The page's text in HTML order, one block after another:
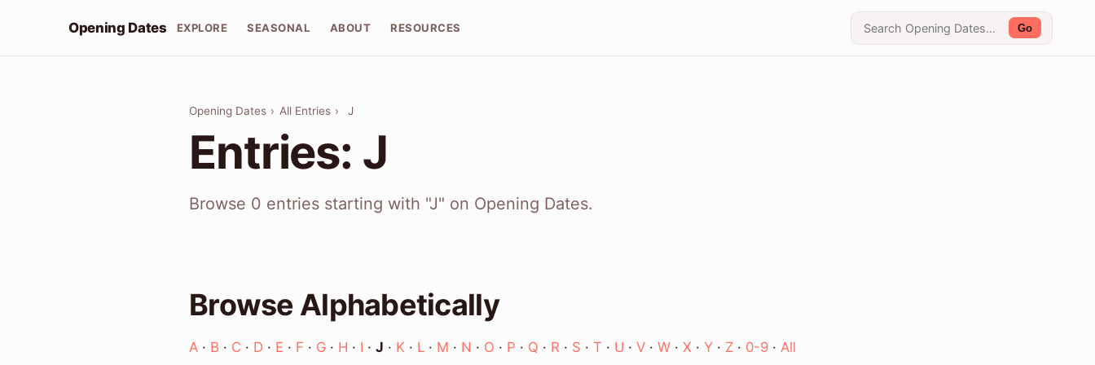
Opening Dates EXPLORE SEASONAL ABOUT RESOURCES Go
Opening Dates › All Entries › J
Entries: J
Browse 0 entries starting with "J" on Opening Dates.
Browse Alphabetically
A · B · C · D · E · F · G · H · I · J · K · L · M · N · O · P · Q · R · S · T · U · V · W · X · Y · Z · 0-9 · All